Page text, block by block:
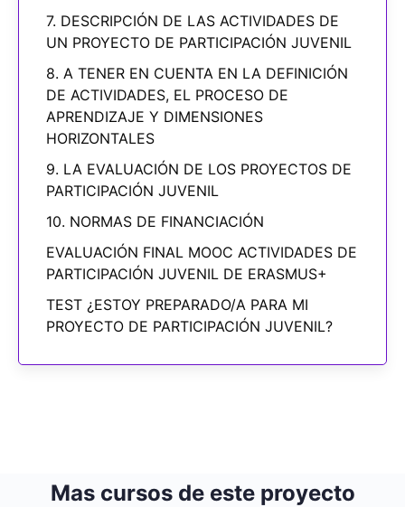
7. DESCRIPCIÓN DE LAS ACTIVIDADES DE
UN PROYECTO DE PARTICIPACIÓN JUVENIL
8. A TENER EN CUENTA EN LA DEFINICIÓN
DE ACTIVIDADES, EL PROCESO DE
APRENDIZAJE Y DIMENSIONES
HORIZONTALES
9. LA EVALUACIÓN DE LOS PROYECTOS DE
PARTICIPACIÓN JUVENIL
10. NORMAS DE FINANCIACIÓN
EVALUACIÓN FINAL MOOC ACTIVIDADES DE
PARTICIPACIÓN JUVENIL DE ERASMUS+
TEST ¿ESTOY PREPARADO/A PARA MI
PROYECTO DE PARTICIPACIÓN JUVENIL?
Mas cursos de este proyecto